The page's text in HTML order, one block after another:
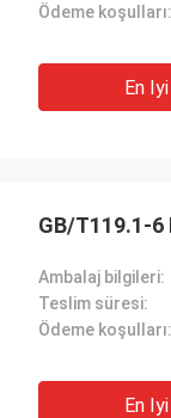
Ödeme koşulları:
En
GB/T119.1-6
Ambalaj bilgileri:
Teslim süresi:
Ödeme koşulları:
En